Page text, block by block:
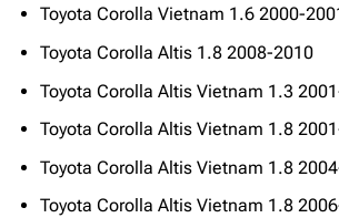
Toyota Corolla Vietnam 1.6 2000-
Toyota Corolla Altis 1.8 2008-2010
Toyota Corolla Altis Vietnam 1.3
Toyota Corolla Altis Vietnam 1.8
Toyota Corolla Altis Vietnam 1.8
Toyota Corolla Altis Vietnam 1.8